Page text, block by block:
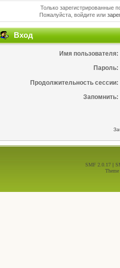
Только зарегистрированные
Пожалуйста, войдите или
Вход
Имя пользователя:
Пароль:
Продолжительность сессии:
Запомнить:
SMF 2.0.17 |